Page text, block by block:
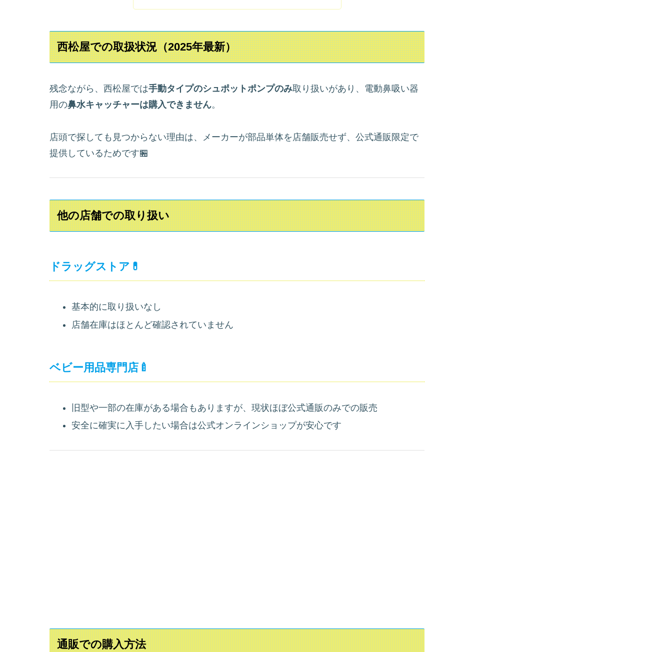
西松屋での取扱状況（2025年最新）
残念ながら、西松屋では手動タイプのシュポットポンプのみ取り扱いがあり、電動鼻吸い器
用の鼻水キャッチャーは購入できません。
店頭で探しても見つからない理由は、メーカーが部品単体を店舗販売せず、公式通販限定で
提供しているためです🏪
他の店舗での取り扱い
ドラッグストア💊
基本的に取り扱いなし
店舗在庫はほとんど確認されていません
ベビー用品専門店🍼
旧型や一部の在庫がある場合もありますが、現状ほぼ公式通販のみでの販売
安全に確実に入手したい場合は公式オンラインショップが安心です
通販での購入方法